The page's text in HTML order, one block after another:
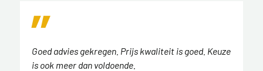
Goed advies gekregen. Prijs kwaliteit is goed. Keuze
is ook meer dan voldoende.